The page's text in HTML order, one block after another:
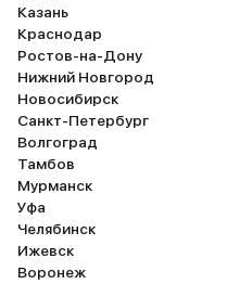
Казань
Краснодар
Ростов-на-Дону
Нижний Новгород
Новосибирск
Санкт-Петербург
Волгоград
Тамбов
Мурманск
Уфа
Челябинск
Ижевск
Воронеж